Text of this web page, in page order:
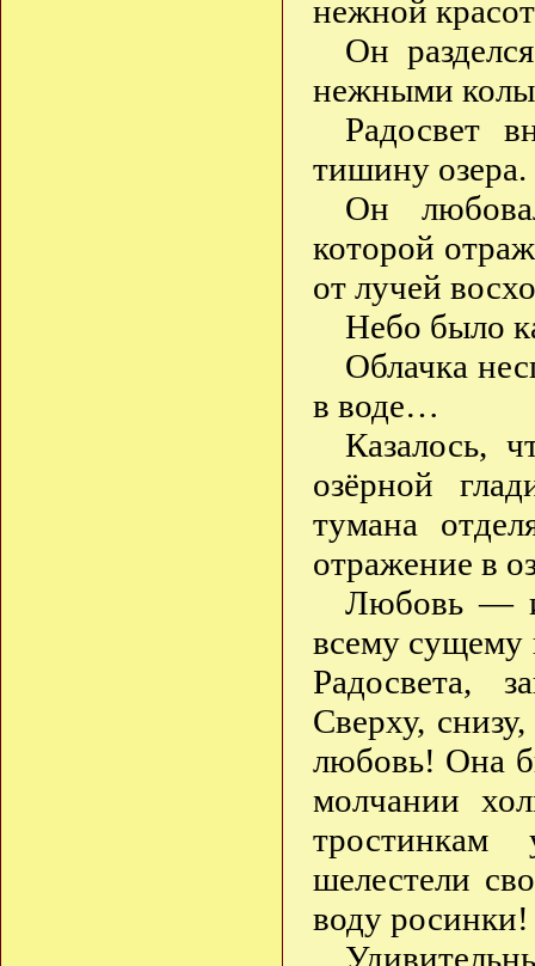
нежной
Он
нежными
Радосвет
тишину озера.
Он
которой
от лучей
Небо было
Облачка
в воде…
Казалось,
озёрной
тумана
отражение в
Любовь —
всему сущему
Радосвета,
Сверху,
любовь! Она
молчании
шелестели
воду росинки!